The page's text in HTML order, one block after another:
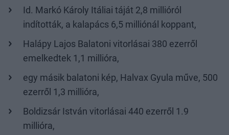
Id. Markó Károly Itáliai táját 2,8 millióról
indították, a kalapács 6,5 milliónál koppant,
Halápy Lajos Balatoni vitorlásai 380 ezerről
emelkedtek 1,1 millióra,
egy másik balatoni kép, Halvax Gyula műve, 500
ezerről 1,3 millióra,
Boldizsár István vitorlásai 440 ezerről 1.9
millióra,